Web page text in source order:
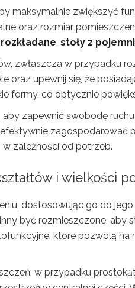
maksymalnie zwiększyć
oraz rozmiar
rozkładane stoły z
zwłaszcza w przypadku
oraz upewnij się, że
formy, co optycznie
zapewnić swobodę
efektywnie zagospodarować
w zależności od potrzeb.
i wielkości
dostosowując go do jego
być rozmieszczone, aby
które pozwolą
w przypadku